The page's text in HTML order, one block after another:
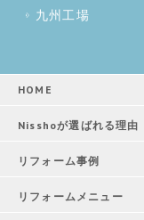
九州工場
HOME
Nisshoが選ばれる理由
リフォーム事例
リフォームメニュー